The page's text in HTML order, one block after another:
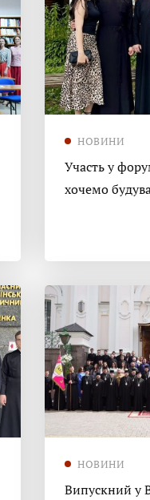
НОВИНИ
Участь у
хочемо
НОВИНИ
Випускний у